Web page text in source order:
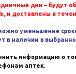
дни – будут
и доставлены в
уменьшение
в наличии в
информацию о
аптек.